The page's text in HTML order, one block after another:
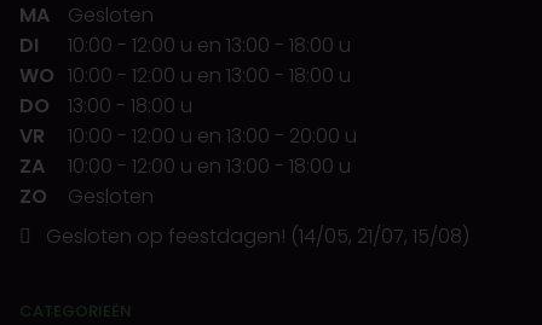
MA
Gesloten
DI
10:00 - 12:00 u en 13:00 - 18:00 u
WO 10:00 - 12:00 u en 13:00 - 18:00 u
DO
13:00 - 18:00 u
VR
10:00 - 12:00 u en 13:00 - 20:00 u
ZA
10:00 - 12:00 u en 13:00 - 18:00 u
ZO
Gesloten
Gesloten op feestdagen! (14/05, 21/07, 15/08)
CATEGORIEËN